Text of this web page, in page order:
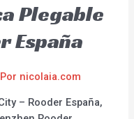
Plegable
España
nicolaia.com
– Rooder España,